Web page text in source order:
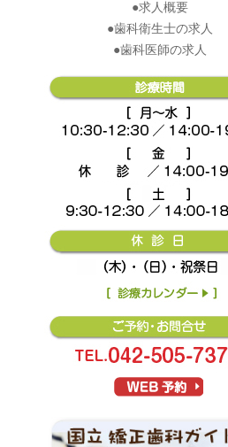
●求人概要
●歯科衛生士の求人
●歯科医師の求人